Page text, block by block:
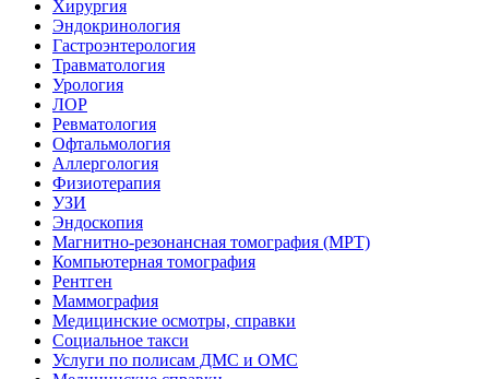
Хирургия
Эндокринология
Гастроэнтерология
Травматология
Урология
ЛОР
Ревматология
Офтальмология
Аллергология
Физиотерапия
УЗИ
Эндоскопия
Магнитно-резонансная томография (МРТ)
Компьютерная томография
Рентген
Маммография
Медицинские осмотры, справки
Социальное такси
Услуги по полисам ДМС и ОМС